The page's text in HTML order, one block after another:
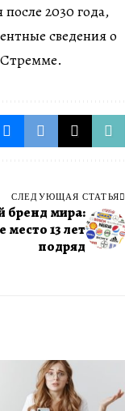
2030 года,
сведения о
СЛЕДУЮЩАЯ СТАТЬЯ
бренд мира:
место 13 лет
подряд